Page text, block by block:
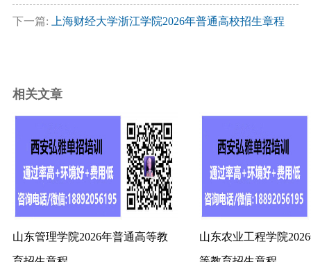
下一篇: 上海财经大学浙江学院2026年普通高校招生章程
相关文章
山东管理学院2026年普通高等教 山东农业工程学院